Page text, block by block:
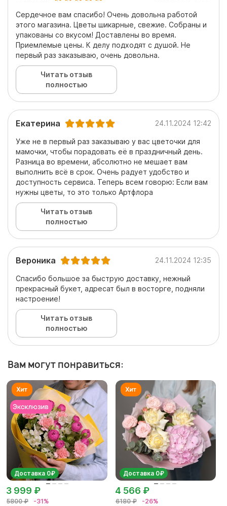
Сердечное вам спасибо! Очень довольна работой
этого магазина. Цветы шикарные, свежие. Собраны и
упакованы со вкусом! Доставлены во время.
Приемлемые цены. К делу подходят с душой. Не
первый раз заказываю, очень довольна.
Читать отзыв
полностью
Екатерина 24.11.2024 12:42
Уже не в первый раз заказываю у вас цветочки для
мамочки, чтобы порадовать её в праздничный день.
Разница во времени, абсолютно не мешает вам
выполнить всё в срок. Очень радует удобство и
доступность сервиса. Теперь всем говорю: Если вам
нужны цветы, то это только Артфлора
Читать отзыв
полностью
Вероника 24.11.2024 12:35
Спасибо большое за быструю доставку, нежный
прекрасный букет, адресат был в восторге, подняли
настроение!
Читать отзыв
полностью
Вам могут понравиться:
Доставка 0₽
5800 ₽ -31%
3 999 ₽
Доставка 0₽
6180 ₽ -26%
4 566 ₽